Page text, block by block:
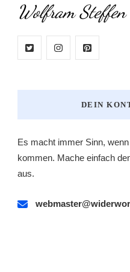
Wolfram Steffen
DEIN
Es macht immer Sinn,
kommen. Mache einfach
aus.